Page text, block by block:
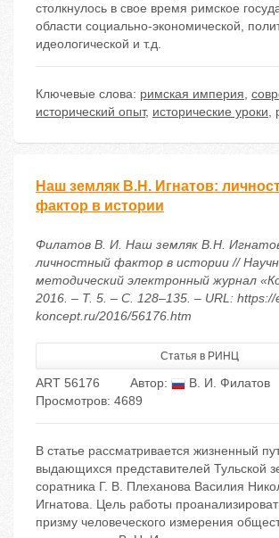
столкнулось в свое время римское
области социально-экономической,
идеологической и т.д.
Ключевые слова: римская империя,
исторический опыт, исторические уроки,
Наш земляк В.Н. Игнатов:
фактор в истории
Филатов В. И. Наш земляк В.Н.
личностный фактор в истории //
методический электронный журнал
2016. – Т. 5. – С. 128–135. – URL: https://
koncept.ru/2016/56176.htm
Статья в РИНЦ
ART 56176 Автор:
В. И. Филатов
Просмотров: 4689
В статье рассматривается жизненный
выдающихся представителей Тульской
соратника Г. В. Плеханова Василия
Игнатова. Цель работы
призму человеческого измерения